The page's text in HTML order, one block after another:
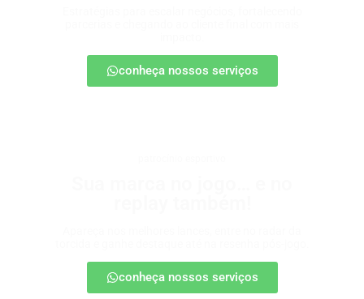
conheça nossos serviços
conheça nossos serviços